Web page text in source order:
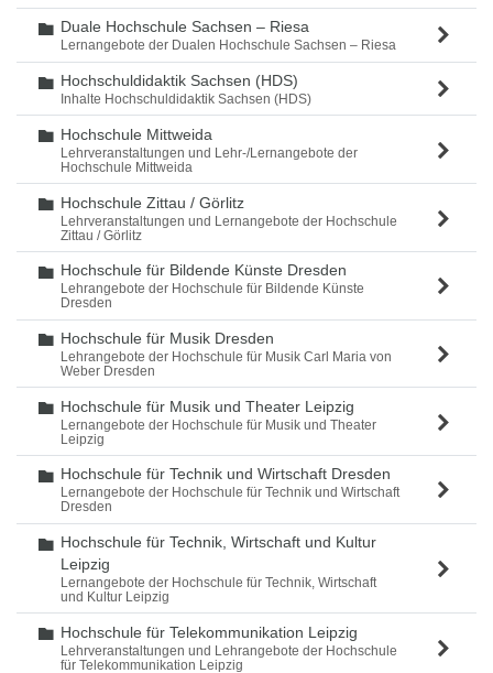
Ordner
Duale Hochschule Sachsen – Riesa
Lernangebote der Dualen Hochschule Sachsen – Riesa
Ordner
Hochschuldidaktik Sachsen (HDS)
Inhalte Hochschuldidaktik Sachsen (HDS)
Ordner
Hochschule Mittweida
Lehrveranstaltungen und Lehr-/Lernangebote der
Hochschule Mittweida
Ordner
Hochschule Zittau / Görlitz
Lehrveranstaltungen und Lernangebote der Hochschule
Zittau / Görlitz
Ordner
Hochschule für Bildende Künste Dresden
Lehrangebote der Hochschule für Bildende Künste
Dresden
Ordner
Hochschule für Musik Dresden
Lehrangebote der Hochschule für Musik Carl Maria von
Weber Dresden
Ordner
Hochschule für Musik und Theater Leipzig
Lernangebote der Hochschule für Musik und Theater
Leipzig
Ordner
Hochschule für Technik und Wirtschaft Dresden
Lernangebote der Hochschule für Technik und Wirtschaft
Dresden
Ordner
Hochschule für Technik, Wirtschaft und Kultur
Leipzig
Lernangebote der Hochschule für Technik, Wirtschaft
und Kultur Leipzig
Ordner
Hochschule für Telekommunikation Leipzig
Lehrveranstaltungen und Lehrangebote der Hochschule
für Telekommunikation Leipzig